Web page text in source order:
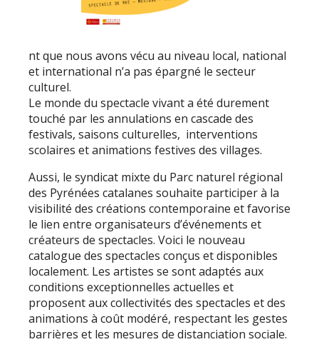
nt que nous avons vécu au niveau local, national
et international n’a pas épargné le secteur
culturel.
Le monde du spectacle vivant a été durement
touché par les annulations en cascade des
festivals, saisons culturelles, interventions
scolaires et animations festives des villages.
Aussi, le syndicat mixte du Parc naturel régional
des Pyrénées catalanes souhaite participer à la
visibilité des créations contemporaine et favorise
le lien entre organisateurs d’événements et
créateurs de spectacles. Voici le nouveau
catalogue des spectacles conçus et disponibles
localement. Les artistes se sont adaptés aux
conditions exceptionnelles actuelles et
proposent aux collectivités des spectacles et des
animations à coût modéré, respectant les gestes
barrières et les mesures de distanciation sociale.